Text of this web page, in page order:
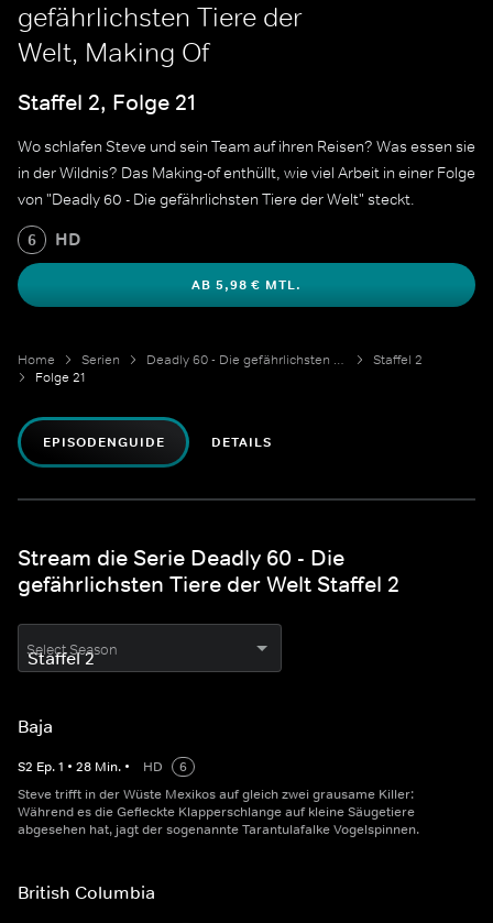
gefährlichsten Tiere der
Welt, Making Of
Staffel 2, Folge 21
Wo schlafen Steve und sein Team auf ihren Reisen? Was essen sie
in der Wildnis? Das Making-of enthüllt, wie viel Arbeit in einer Folge
von "Deadly 60 - Die gefährlichsten Tiere der Welt" steckt.
6 HD
AB 5,98 € MTL.
Home Serien Deadly 60 - Die gefährlichsten Tiere der Welt
Staffel 2
Folge 21
EPISODENGUIDE DETAILS
Stream die Serie Deadly 60 - Die
gefährlichsten Tiere der Welt Staffel 2
Select Season
Baja
S2 Ep.1 • 28 Min. • HD
6
Steve trifft in der Wüste Mexikos auf gleich zwei grausame Killer:
Während es die Gefleckte Klapperschlange auf kleine Säugetiere
abgesehen hat, jagt der sogenannte Tarantulafalke Vogelspinnen.
British Columbia